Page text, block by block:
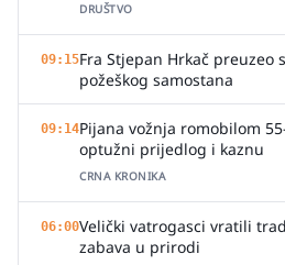
DRUŠTVO
09:15Fra Stjepan Hrkač preuzeo
požeškog samostana
09:14Pijana vožnja romobilom
optužni prijedlog i kaznu
CRNA KRONIKA
06:00Velički vatrogasci vratili
zabava u prirodi